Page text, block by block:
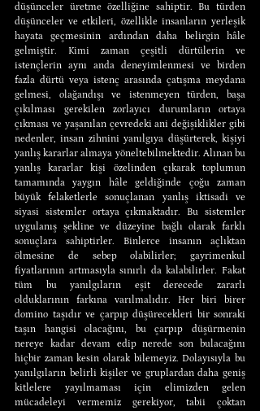
düşünceler üretme özelliğine sahiptir. Bu türden
düşünceler ve etkileri, özellikle insanların yerleşik
hayata geçmesinin ardından daha belirgin hâle
gelmiştir. Kimi zaman çeşitli dürtülerin ve
istençlerin aynı anda deneyimlenmesi ve birden
fazla dürtü veya istenç arasında çatışma meydana
gelmesi, olağandışı ve istenmeyen türden, başa
çıkılması gerekilen zorlayıcı durumların ortaya
çıkması ve yaşanılan çevredeki ani değişiklikler gibi
nedenler, insan zihnini yanılgıya düşürterek, kişiyi
yanlış kararlar almaya yöneltebilmektedir. Alınan bu
yanlış kararlar kişi özelinden çıkarak toplumun
tamamında yaygın hâle geldiğinde çoğu zaman
büyük felaketlerle sonuçlanan yanlış iktisadi ve
siyasi sistemler ortaya çıkmaktadır. Bu sistemler
uygulanış şekline ve düzeyine bağlı olarak farklı
sonuçlara sahiptirler. Binlerce insanın açlıktan
ölmesine de sebep olabilirler; gayrimenkul
fiyatlarının artmasıyla sınırlı da kalabilirler. Fakat
tüm bu yanılgıların eşit derecede zararlı
olduklarının farkına varılmalıdır. Her biri birer
domino taşıdır ve çarpıp düşürecekleri bir sonraki
taşın hangisi olacağını, bu çarpıp düşürmenin
nereye kadar devam edip nerede son bulacağını
hiçbir zaman kesin olarak bilemeyiz. Dolayısıyla bu
yanılgıların belirli kişiler ve gruplardan daha geniş
kitlelere yayılmaması için elimizden gelen
mücadeleyi vermemiz gerekiyor, tabii çoktan